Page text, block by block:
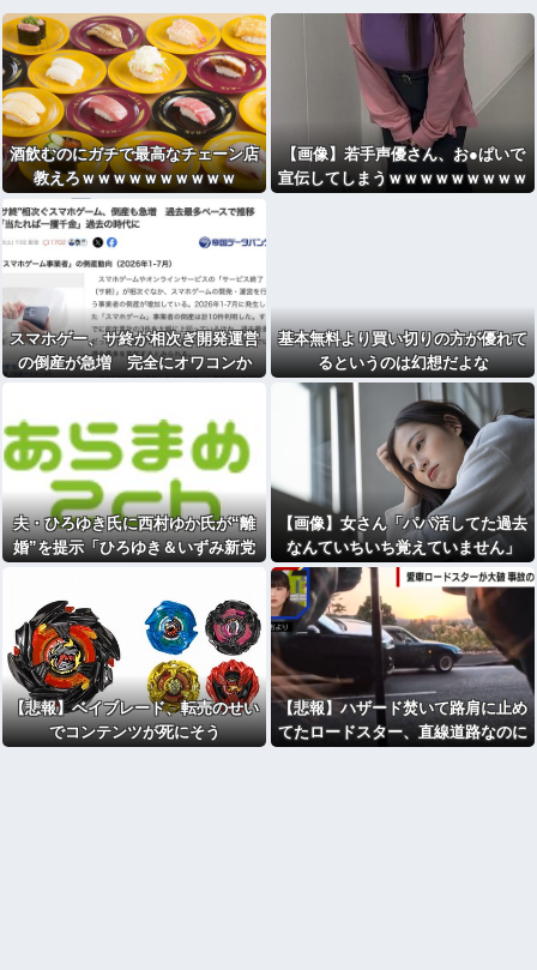
酒飲むのにガチで最高なチェーン店
教えろｗｗｗｗｗｗｗｗｗｗ
【画像】若手声優さん、お●ぱいで
宣伝してしまうｗｗｗｗｗｗｗｗｗ
スマホゲー、サ終が相次ぎ開発運営
の倒産が急増 完全にオワコンか
基本無料より買い切りの方が優れて
るというのは幻想だよな
夫・ひろゆき氏に西村ゆか氏が“離
婚”を提示「ひろゆき＆いずみ新党
[582792952]
【画像】女さん「パパ活してた過去
なんていちいち覚えていません」
【悲報】ベイブレード、転売のせい
でコンテンツが死にそう
【悲報】ハザード焚いて路肩に止め
てたロードスター、直線道路なのに